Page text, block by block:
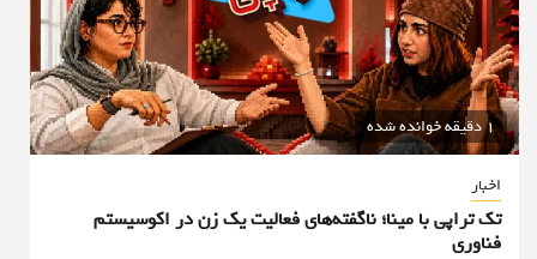
1 دقیقه خوانده شده
اخبار
تک تراپی با مینا؛ ناگفته‌های فعالیت یک زن در اکوسیستم
فناوری